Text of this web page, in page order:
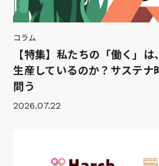
コラム
【特集】私たちの「働く」
生産しているのか？サステナ
問う
2026.07.22